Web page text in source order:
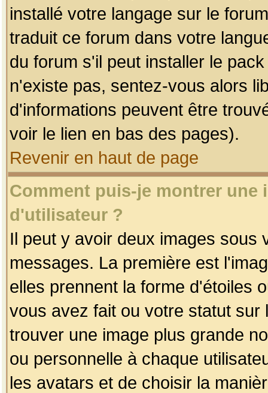
installé votre langage sur le
traduit ce forum dans votre
du forum s'il peut installer le
n'existe pas, sentez-vous alors
d'informations peuvent être
voir le lien en bas des pages).
Revenir en haut de page
Comment puis-je montrer une
d'utilisateur ?
Il peut y avoir deux images sous
messages. La première est
elles prennent la forme d'étoiles
vous avez fait ou votre statut
trouver une image plus grande
ou personnelle à chaque
les avatars et de choisir la